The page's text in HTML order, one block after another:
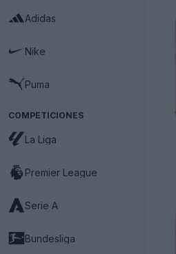
Adidas
Nike
Puma
COMPETICIONES
La Liga
Premier League
Serie A
Bundesliga